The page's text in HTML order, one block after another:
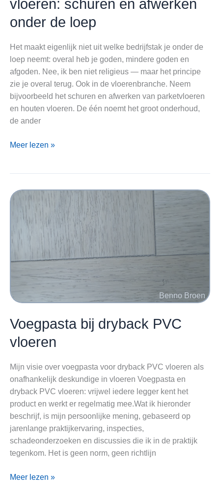
vloeren: schuren en afwerken
onder de loep
Het maakt eigenlijk niet uit welke bedrijfstak je onder de
loep neemt: overal heb je goden, mindere goden en
afgoden. Nee, ik ben niet religieus — maar het principe
zie je overal terug. Ook in de vloerenbranche. Neem
bijvoorbeeld het schuren en afwerken van parketvloeren
en houten vloeren. De één noemt het groot onderhoud,
de ander
Parketvloeren
schuren
afwerken
onder
de
Meer lezen »
Voegpasta bij dryback PVC
vloeren
Mijn visie over voegpasta voor dryback PVC vloeren als
onafhankelijk deskundige in vloeren Voegpasta en
dryback PVC vloeren: vrijwel iedere legger kent het
product en werkt er regelmatig mee.Wat ik hieronder
beschrijf, is mijn persoonlijke mening, gebaseerd op
jarenlange praktijkervaring, inspecties,
schadeonderzoeken en discussies die ik in de praktijk
tegenkom. Het is geen norm, geen richtlijn
Voegpasta
Meer lezen »